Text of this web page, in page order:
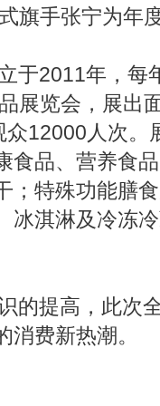
旗手张宁为年
于2011年，每
展览会，展出
12000人次。
食品、营养食
；特殊功能膳
冰淇淋及冷冻
的提高，此次
费新热潮。